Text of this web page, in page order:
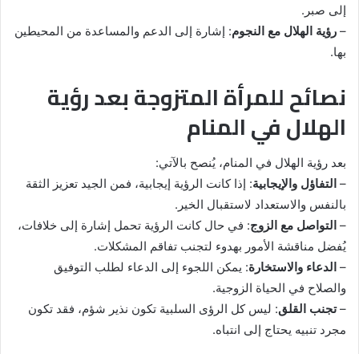
إلى صبر.
– رؤية الهلال مع النجوم: إشارة إلى الدعم والمساعدة من المحيطين
بها.
نصائح للمرأة المتزوجة بعد رؤية
الهلال في المنام
بعد رؤية الهلال في المنام، يُنصح بالآتي:
– التفاؤل والإيجابية: إذا كانت الرؤية إيجابية، فمن الجيد تعزيز الثقة
بالنفس والاستعداد لاستقبال الخير.
– التواصل مع الزوج: في حال كانت الرؤية تحمل إشارة إلى خلافات،
يُفضل مناقشة الأمور بهدوء لتجنب تفاقم المشكلات.
– الدعاء والاستخارة: يمكن اللجوء إلى الدعاء لطلب التوفيق
والصلاح في الحياة الزوجية.
–تجنب القلق: ليس كل الرؤى السلبية تكون نذير شؤم، فقد تكون
مجرد تنبيه يحتاج إلى انتباه.